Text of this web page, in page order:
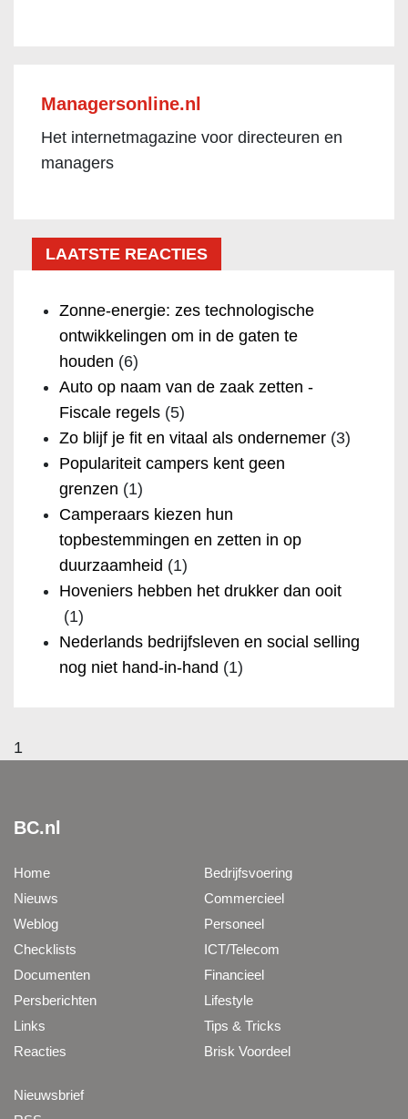
Managersonline.nl
Het internetmagazine voor directeuren en
managers
LAATSTE REACTIES
Zonne-energie: zes technologische
ontwikkelingen om in de gaten te
houden (6)
Auto op naam van de zaak zetten -
Fiscale regels (5)
Zo blijf je fit en vitaal als ondernemer (3)
Populariteit campers kent geen
grenzen (1)
Camperaars kiezen hun
topbestemmingen en zetten in op
duurzaamheid (1)
Hoveniers hebben het drukker dan ooit
(1)
Nederlands bedrijfsleven en social selling
nog niet hand-in-hand (1)
1
BC.nl
Home
Nieuws
Weblog
Checklists
Documenten
Persberichten
Links
Reacties
Bedrijfsvoering
Commercieel
Personeel
ICT/Telecom
Financieel
Lifestyle
Tips & Tricks
Brisk Voordeel
Nieuwsbrief